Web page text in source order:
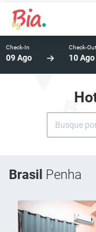
Check-In
09 Ago
Check-Out
10 Ago
Brasil Penha